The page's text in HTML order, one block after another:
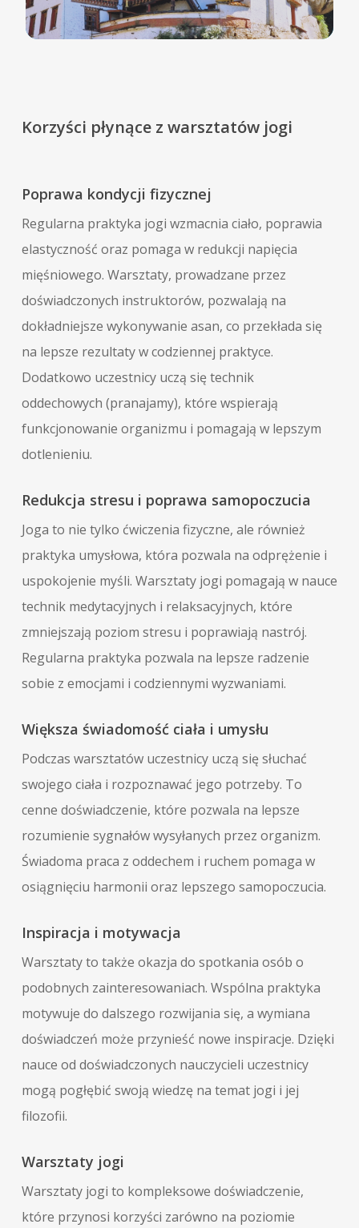
Korzyści płynące z warsztatów jogi
Poprawa kondycji fizycznej
Regularna praktyka jogi wzmacnia ciało, poprawia
elastyczność oraz pomaga w redukcji napięcia
mięśniowego. Warsztaty, prowadzane przez
doświadczonych instruktorów, pozwalają na
dokładniejsze wykonywanie asan, co przekłada się
na lepsze rezultaty w codziennej praktyce.
Dodatkowo uczestnicy uczą się technik
oddechowych (pranajamy), które wspierają
funkcjonowanie organizmu i pomagają w lepszym
dotlenieniu.
Redukcja stresu i poprawa samopoczucia
Joga to nie tylko ćwiczenia fizyczne, ale również
praktyka umysłowa, która pozwala na odprężenie i
uspokojenie myśli. Warsztaty jogi pomagają w nauce
technik medytacyjnych i relaksacyjnych, które
zmniejszają poziom stresu i poprawiają nastrój.
Regularna praktyka pozwala na lepsze radzenie
sobie z emocjami i codziennymi wyzwaniami.
Większa świadomość ciała i umysłu
Podczas warsztatów uczestnicy uczą się słuchać
swojego ciała i rozpoznawać jego potrzeby. To
cenne doświadczenie, które pozwala na lepsze
rozumienie sygnałów wysyłanych przez organizm.
Świadoma praca z oddechem i ruchem pomaga w
osiągnięciu harmonii oraz lepszego samopoczucia.
Inspiracja i motywacja
Warsztaty to także okazja do spotkania osób o
podobnych zainteresowaniach. Wspólna praktyka
motywuje do dalszego rozwijania się, a wymiana
doświadczeń może przynieść nowe inspiracje. Dzięki
nauce od doświadczonych nauczycieli uczestnicy
mogą pogłębić swoją wiedzę na temat jogi i jej
filozofii.
Warsztaty jogi
Warsztaty jogi to kompleksowe doświadczenie,
które przynosi korzyści zarówno na poziomie